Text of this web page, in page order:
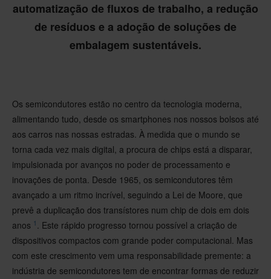
automatização de fluxos de trabalho, a redução
de resíduos e a adoção de soluções de
embalagem sustentáveis.
Os semicondutores estão no centro da tecnologia moderna,
alimentando tudo, desde os smartphones nos nossos bolsos até
aos carros nas nossas estradas. À medida que o mundo se
torna cada vez mais digital, a procura de chips está a disparar,
impulsionada por avanços no poder de processamento e
inovações de ponta. Desde 1965, os semicondutores têm
avançado a um ritmo incrível, seguindo a Lei de Moore, que
prevê a duplicação dos transístores num chip de dois em dois
anos 1 . Este rápido progresso tornou possível a criação de
dispositivos compactos com grande poder computacional. Mas
com este crescimento vem uma responsabilidade premente: a
indústria de semicondutores tem de encontrar formas de reduzir